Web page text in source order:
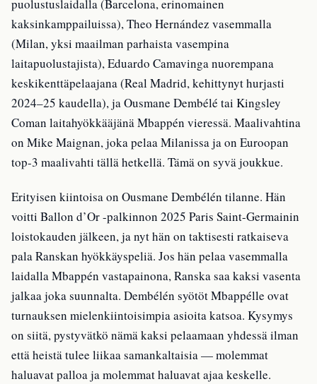
puolustuslaidalla (Barcelona, erinomainen
kaksinkamppailuissa), Theo Hernández vasemmalla
(Milan, yksi maailman parhaista vasempina
laitapuolustajista), Eduardo Camavinga nuorempana
keskikenttäpelaajana (Real Madrid, kehittynyt hurjasti
2024–25 kaudella), ja Ousmane Dembélé tai Kingsley
Coman laitahyökkääjänä Mbappén vieressä. Maalivahtina
on Mike Maignan, joka pelaa Milanissa ja on Euroopan
top-3 maalivahti tällä hetkellä. Tämä on syvä joukkue.
Erityisen kiintoisa on Ousmane Dembélén tilanne. Hän
voitti Ballon d’Or -palkinnon 2025 Paris Saint-Germainin
loistokauden jälkeen, ja nyt hän on taktisesti ratkaiseva
pala Ranskan hyökkäyspeliä. Jos hän pelaa vasemmalla
laidalla Mbappén vastapainona, Ranska saa kaksi vasenta
jalkaa joka suunnalta. Dembélén syötöt Mbappélle ovat
turnauksen mielenkiintoisimpia asioita katsoa. Kysymys
on siitä, pystyvätkö nämä kaksi pelaamaan yhdessä ilman
että heistä tulee liikaa samankaltaisia — molemmat
haluavat palloa ja molemmat haluavat ajaa keskelle.